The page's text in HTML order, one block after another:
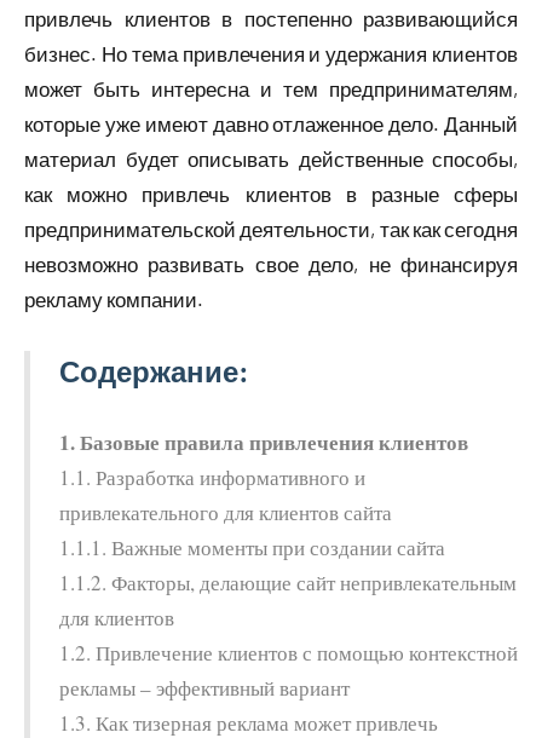
привлечь клиентов в постепенно развивающийся
бизнес. Но тема привлечения и удержания клиентов
может быть интересна и тем предпринимателям,
которые уже имеют давно отлаженное дело. Данный
материал будет описывать действенные способы,
как можно привлечь клиентов в разные сферы
предпринимательской деятельности, так как сегодня
невозможно развивать свое дело, не финансируя
рекламу компании.
Содержание:
1. Базовые правила привлечения клиентов
1.1. Разработка информативного и
привлекательного для клиентов сайта
1.1.1. Важные моменты при создании сайта
1.1.2. Факторы, делающие сайт непривлекательным
для клиентов
1.2. Привлечение клиентов с помощью контекстной
рекламы – эффективный вариант
1.3. Как тизерная реклама может привлечь